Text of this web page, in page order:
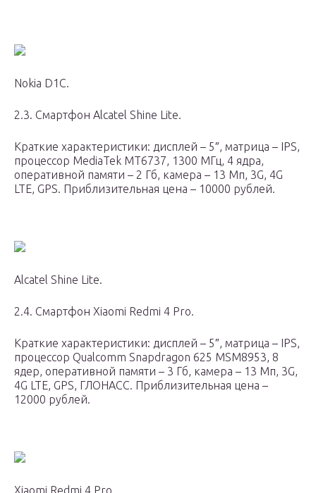
Nokia D1C.
2.3. Смартфон Alcatel Shine Lite.
Краткие характеристики: дисплей – 5″, матрица – IPS,
процессор MediaTek MT6737, 1300 МГц, 4 ядра,
оперативной памяти – 2 Гб, камера – 13 Мп, 3G, 4G
LTE, GPS. Приблизительная цена – 10000 рублей.
Alcatel Shine Lite.
2.4. Смартфон Xiaomi Redmi 4 Pro.
Краткие характеристики: дисплей – 5″, матрица – IPS,
процессор Qualcomm Snapdragon 625 MSM8953, 8
ядер, оперативной памяти – 3 Гб, камера – 13 Мп, 3G,
4G LTE, GPS, ГЛОНАСС. Приблизительная цена –
12000 рублей.
Xiaomi Redmi 4 Pro.